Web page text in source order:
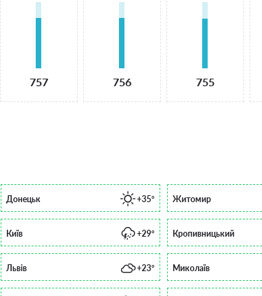
757 756 755
Донецьк +35° Житомир
Київ +29° Кропивницький
Львів +23° Миколаїв